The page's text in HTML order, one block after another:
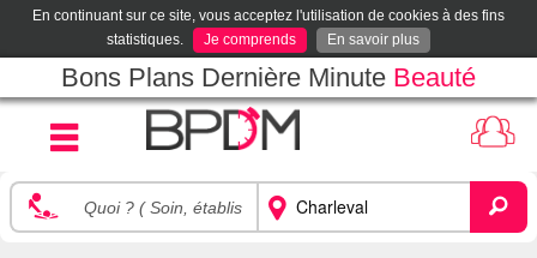
En continuant sur ce site, vous acceptez l'utilisation de cookies à des fins
statistiques.
Je comprends En savoir plus
Bons Plans Dernière Minute Beauté